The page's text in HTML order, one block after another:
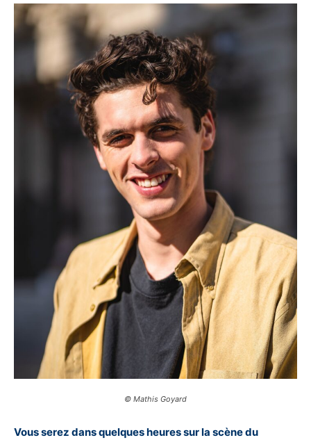
© Mathis Goyard
Vous serez dans quelques heures sur la scène du